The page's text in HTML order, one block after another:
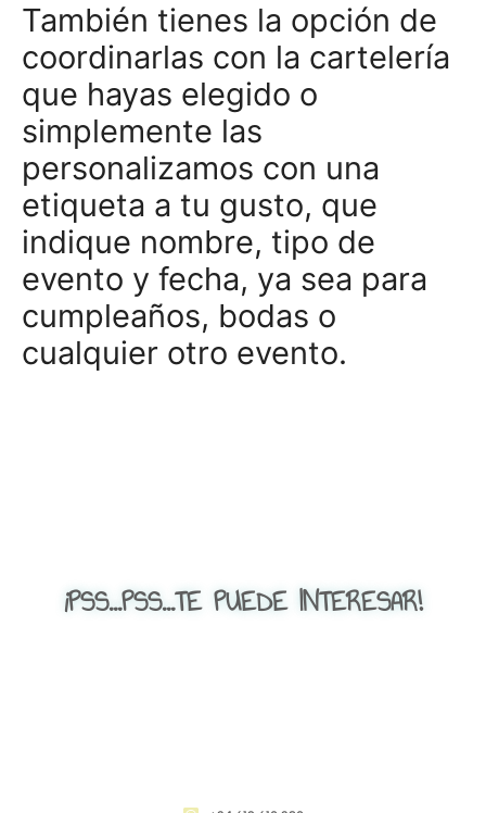
También tienes la opción de
coordinarlas con la cartelería
que hayas elegido o
simplemente las
personalizamos con una
etiqueta a tu gusto, que
indique nombre, tipo de
evento y fecha, ya sea para
cumpleaños, bodas o
cualquier otro evento.
¡PSS...PSS...TE PUEDE INTERESAR!